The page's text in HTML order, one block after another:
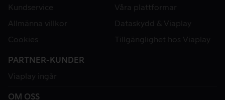
Kundservice
Våra plattformar
Allmänna villkor
Dataskydd & Viaplay
Cookies
Tillgänglighet hos Viaplay
PARTNER-KUNDER
Viaplay ingår
OM OSS